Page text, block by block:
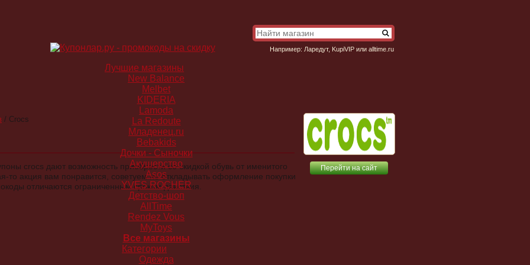
/ Crocs
Перейти на сайт
crocs дают возможность приобрести со скидкой обувь от именитого
то акция вам понравится, советуем не откладывать оформление покупки
отличаются ограниченным сроком действия.
Например: Ларедут, KupiVIPили alltime.ru
Лучшие магазины
New Balance
Melbet
KIDERIA
Lamoda
La Redoute
Младенец.ru
Bebakids
Дочки - Сыночки
Акушерство
Asos
YVES ROCHER
Детство-шоп
AllTime
Rendez Vous
MyToys
Все магазины
Категории
Одежда